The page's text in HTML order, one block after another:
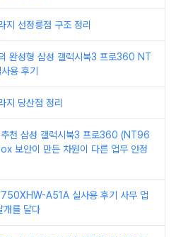
지 선정릉점 구조 정리
완성형 삼성 갤럭시북3 프로360 NT
용 후기
지 당산점 정리
추천 삼성 갤럭시북3 프로360 (NT96
보안이 만든 차원이 다른 업무 안정
A51A 실사용 후기 사무 업
개를 달다